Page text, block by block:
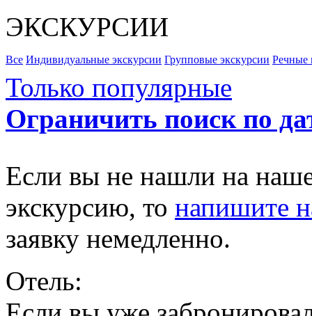
ЭКСКУРСИИ
Все Индивидуальные экскурсии Групповые экскурсии Речные
Только популярные
Ограничить поиск по
Если вы не нашли на
экскурсию, то напишите
заявку немедленно.
Отель: